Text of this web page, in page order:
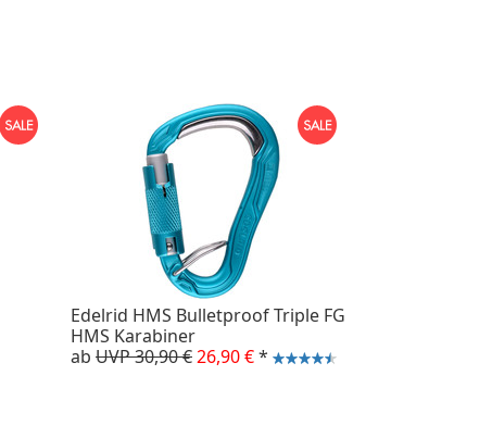
Edelrid HMS Bulletproof Triple FG
HMS Karabiner
ab UVP 30,90 €26,90 €*